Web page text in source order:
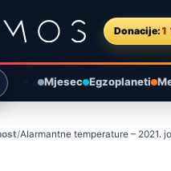
Donacije:
Mjesec Egzoplaneti
Alarmantne temperature – 2021.